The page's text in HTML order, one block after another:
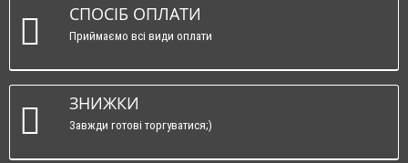
СПОСІБ ОПЛАТИ
Приймаємо всі види оплати
ЗНИЖКИ
Завжди готові торгуватися;)